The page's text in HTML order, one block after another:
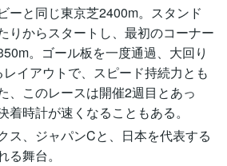
ーと同じ東京芝2400m。スタンド
りからスタートし、最初のコーナー
。ゴール板を一度通過、大回り
イアウトで、スピード持続力とも
このレースは開催2週目とあっ
着時計が速くなることもある。
ス、ジャパンCと、日本を代表する
舞台。